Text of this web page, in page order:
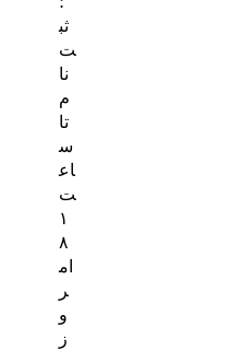
ثب
ت‌
نا
م
تا
س
اع
ت
۱
۸
ام
ر
و
ز